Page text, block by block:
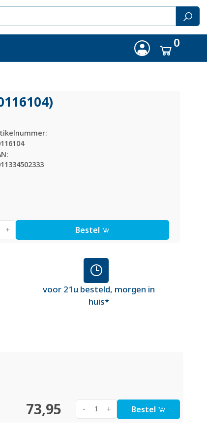
0
+ Bestel
voor 21u besteld, morgen in
huis*
73,95 +
- Bestel